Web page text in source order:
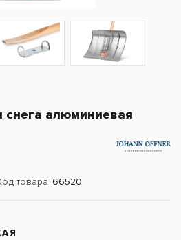
снега алюминиевая
товара 66520